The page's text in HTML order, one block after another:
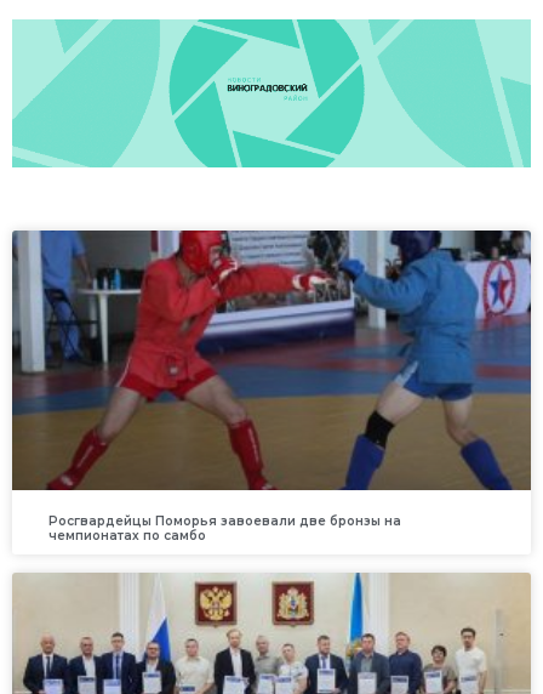
Росгвардейцы Поморья завоевали две бронзы на
чемпионатах по самбо